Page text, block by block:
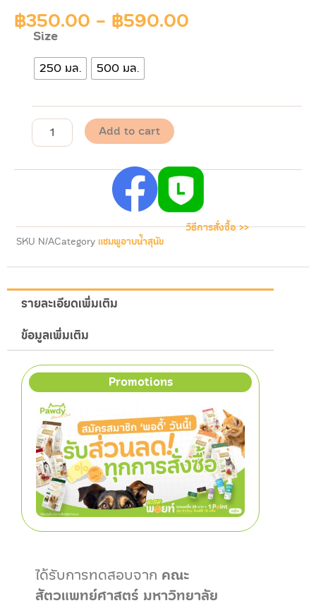
฿350.00 - ฿590.00
Size
250 มล. 500 มล.
Pawdy
Shampoo
DERMALAZ
สุนัข
สูตร
เชื้อ
quantity
Add to cart
SKU N/ACategory แชมพูอาบน้ำสุนัข
วิธีการสั่งซื้อ >>
รายละเอียดเพิ่มเติม
ข้อมูลเพิ่มเติม
Promotions
ได้รับการทดสอบจาก คณะ
สัตวแพทย์ศาสตร์ มหาวิทยาลัย